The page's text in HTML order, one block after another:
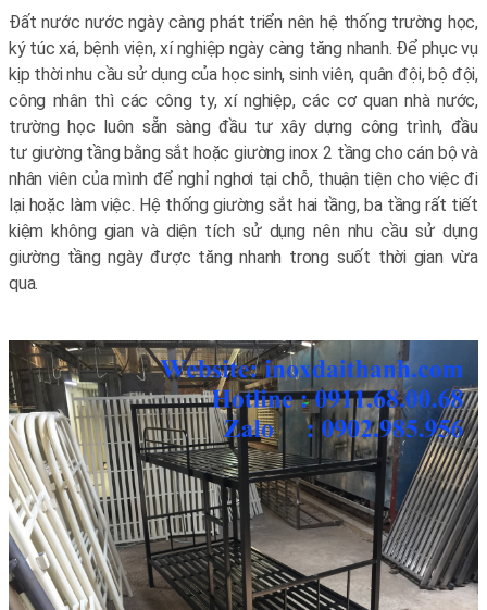
Đất nước nước ngày càng phát triển nên hệ thống trường học,
ký túc xá, bệnh viện, xí nghiệp ngày càng tăng nhanh. Để phục vụ
kịp thời nhu cầu sử dụng của học sinh, sinh viên, quân đội, bộ đội,
công nhân thì các công ty, xí nghiệp, các cơ quan nhà nước,
trường học luôn sẵn sàng đầu tư xây dựng công trình, đầu
tư giường tầng bằng sắt hoặc giường inox 2 tầng cho cán bộ và
nhân viên của mình để nghỉ nghơi tại chỗ, thuận tiện cho việc đi
lại hoặc làm việc. Hệ thống giường sắt hai tầng, ba tầng rất tiết
kiệm không gian và diện tích sử dụng nên nhu cầu sử dụng
giường tầng ngày được tăng nhanh trong suốt thời gian vừa
qua.